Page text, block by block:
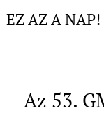
toEZ AZ A
Az 53.